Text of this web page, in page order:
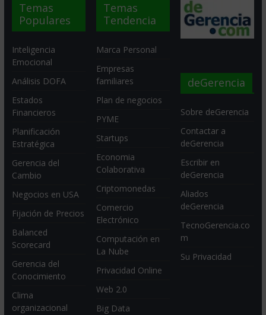
Temas
Populares
Inteligencia
Emocional
Análisis DOFA
Estados
Financieros
Planificación
Estratégica
Gerencia del
Cambio
Negocios en USA
Fijación de Precios
Balanced
Scorecard
Gerencia del
Conocimiento
Clima
organizacional
Temas
Tendencia
Marca Personal
Empresas
familiares
Plan de negocios
PYME
Startups
Economia
Colaborativa
Criptomonedas
Comercio
Electrónico
Computación en
La Nube
Privacidad Online
Web 2.0
Big Data
deGerencia
Sobre deGerencia
Contactar a
deGerencia
Escribir en
deGerencia
Aliados
deGerencia
TecnoGerencia.co
m
Su Privacidad